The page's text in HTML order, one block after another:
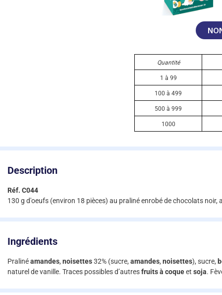
Quantité
1 à 99
100 à 499
500 à 999
1000
Description
Réf. C044
130 g d'oeufs (environ 18 pièces) au praliné enrobé de chocolats
Ingrédients
Pralinéamandes, noisettes32% (sucre, amandes, noisettes), sucre,
naturel de vanille. Traces possibles d’autresfruits à coqueet soja.